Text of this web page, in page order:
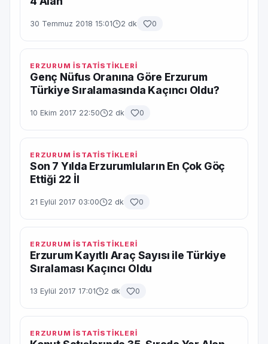
30 Temmuz 2018 15:01 2 dk 0
ERZURUM İSTATİSTİKLERİ
Genç Nüfus Oranına Göre Erzurum
Türkiye Sıralamasında Kaçıncı Oldu?
10 Ekim 2017 22:50 2 dk 0
ERZURUM İSTATİSTİKLERİ
Son 7 Yılda Erzurumluların En Çok Göç
Ettiği 22 İl
21 Eylül 2017 03:00 2 dk 0
ERZURUM İSTATİSTİKLERİ
Erzurum Kayıtlı Araç Sayısı ile Türkiye
Sıralaması Kaçıncı Oldu
13 Eylül 2017 17:01 2 dk 0
ERZURUM İSTATİSTİKLERİ